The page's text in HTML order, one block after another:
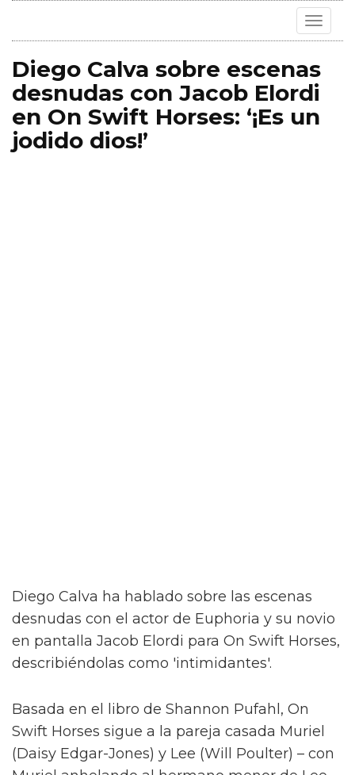
Toggle
Diego Calva sobre escenas
desnudas con Jacob Elordi
en On Swift Horses: ‘¡Es un
jodido dios!’
Diego Calva ha hablado sobre las escenas